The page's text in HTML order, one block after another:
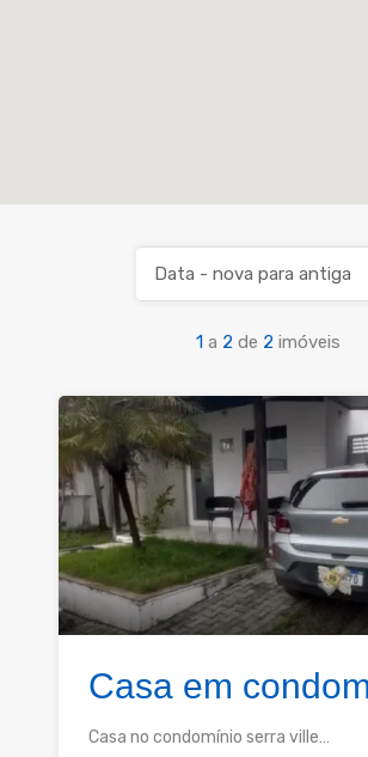
1 a 2 de 2 imóveis
Data - nova para antiga
Casa em
Casa no condomínio serra ville…